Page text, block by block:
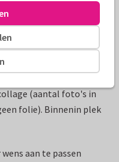
(aantal foto's in
folie). Binnenin plek
aan te passen